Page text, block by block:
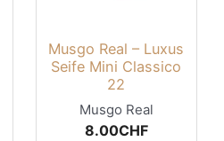
Musgo Real – Luxus
Seife Mini Classico
22
Musgo Real
8.00CHF